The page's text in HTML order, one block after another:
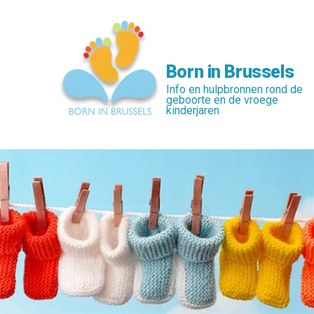
Born in Brussels
Info en hulpbronnen rond de
geboorte en de vroege
kinderjaren